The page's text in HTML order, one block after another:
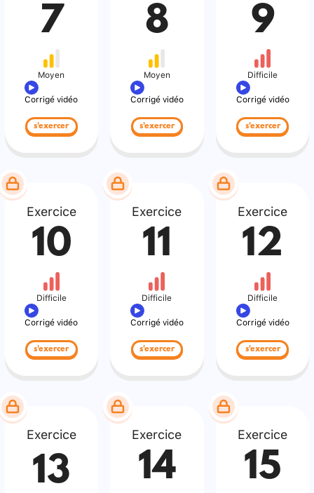
7
Moyen
Corrigé vidéo
s'exercer
8
Moyen
Corrigé vidéo
s'exercer
9
Difficile
Corrigé vidéo
s'exercer
Exercice
10
Difficile
Corrigé vidéo
s'exercer
Exercice
11
Difficile
Corrigé vidéo
s'exercer
Exercice
12
Difficile
Corrigé vidéo
s'exercer
Exercice
13
Exercice
14
Exercice
15